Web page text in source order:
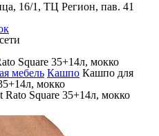
16/1, ТЦ Регион, пав. 41
Square 35+14л, мокко
мебель Кашпо Кашпо для
мокко